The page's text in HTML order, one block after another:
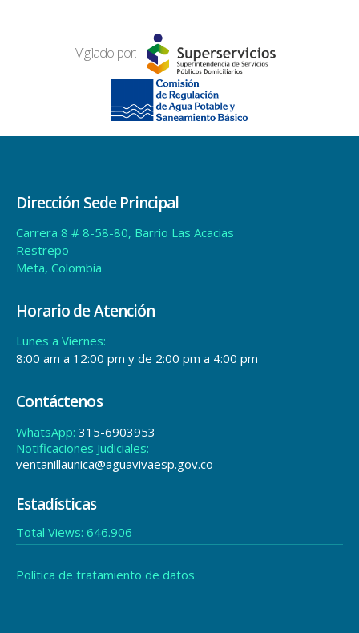
Vigilado por:
Dirección Sede Principal
Carrera 8 # 8-58-80, Barrio Las Acacias
Restrepo
Meta, Colombia
Horario de Atención
Lunes a Viernes:
8:00 am a 12:00 pm y de 2:00 pm a 4:00 pm
Contáctenos
WhatsApp: 315-6903953
Notificaciones Judiciales:
ventanillaunica@aguavivaesp.gov.co
Estadísticas
Total Views: 646.906
Política de tratamiento de datos